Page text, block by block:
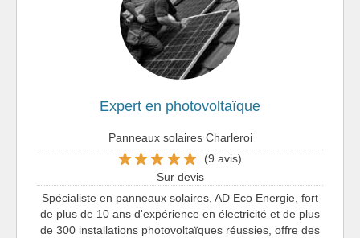
Expert en photovoltaïque
Panneaux solaires Charleroi
(9 avis)
Sur devis
Spécialiste en panneaux solaires, AD Eco Energie, fort
de plus de 10 ans d'expérience en électricité et de plus
de 300 installations photovoltaïques réussies, offre des